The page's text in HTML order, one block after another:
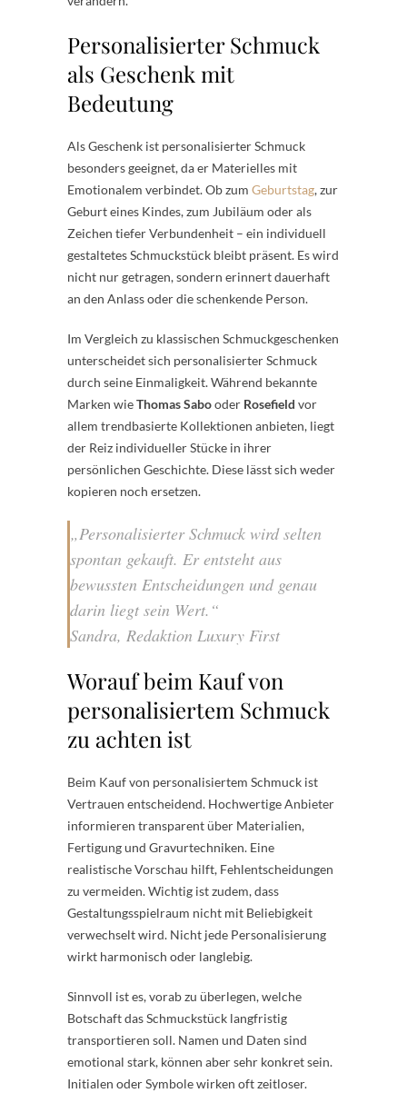
Personalisierter Schmuck
als Geschenk mit
Bedeutung
Als Geschenk ist personalisierter Schmuck
besonders geeignet, da er Materielles mit
Emotionalem verbindet. Ob zum Geburtstag, zur
Geburt eines Kindes, zum Jubiläum oder als
Zeichen tiefer Verbundenheit – ein individuell
gestaltetes Schmuckstück bleibt präsent. Es wird
nicht nur getragen, sondern erinnert dauerhaft
an den Anlass oder die schenkende Person.
Im Vergleich zu klassischen Schmuckgeschenken
unterscheidet sich personalisierter Schmuck
durch seine Einmaligkeit. Während bekannte
Marken wieThomas Sabooder Rosefield vor
allem trendbasierte Kollektionen anbieten, liegt
der Reiz individueller Stücke in ihrer
persönlichen Geschichte. Diese lässt sich weder
kopieren noch ersetzen.
„Personalisierter Schmuck wird selten
spontan gekauft. Er entsteht aus
bewussten Entscheidungen und genau
darin liegt sein Wert.“
Sandra, Redaktion Luxury First
Worauf beim Kauf von
personalisiertem Schmuck
zu achten ist
Beim Kauf von personalisiertem Schmuck ist
Vertrauen entscheidend. Hochwertige Anbieter
informieren transparent über Materialien,
Fertigung und Gravurtechniken. Eine
realistische Vorschau hilft, Fehlentscheidungen
zu vermeiden. Wichtig ist zudem, dass
Gestaltungsspielraum nicht mit Beliebigkeit
verwechselt wird. Nicht jede Personalisierung
wirkt harmonisch oder langlebig.
Sinnvoll ist es, vorab zu überlegen, welche
Botschaft das Schmuckstück langfristig
transportieren soll. Namen und Daten sind
emotional stark, können aber sehr konkret sein.
Initialen oder Symbole wirken oft zeitloser.